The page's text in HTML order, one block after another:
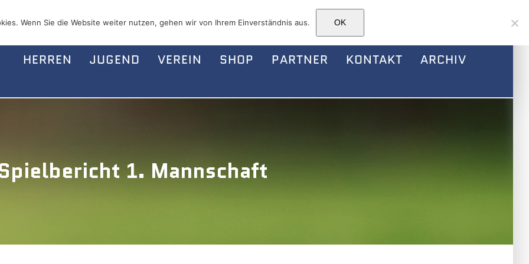
HERREN JUGEND VEREIN SHOP PARTNER KONTAKT ARCHIV
1. Mannschaft
Wenn Sie die Website weiter nutzen, gehen wir von Ihrem Einverständnis aus. OK